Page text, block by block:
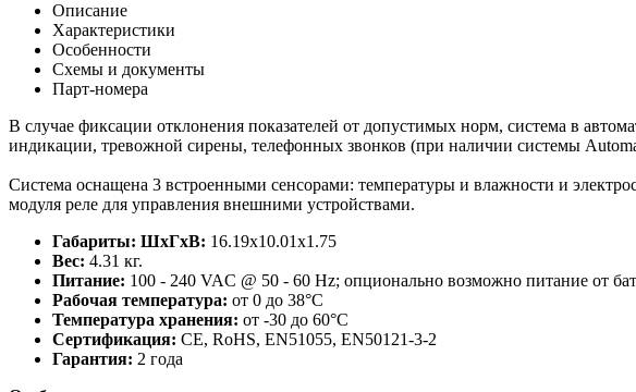
Описание
Характеристики
Особенности
Схемы и документы
Парт-номера
В случае фиксации отклонения показателей от допустимых норм, система в
индикации, тревожной сирены, телефонных звонков (при наличии системы
Система оснащена 3 встроенными сенсорами: температуры и влажности и
модуля реле для управления внешними устройствами.
Габариты: ШxГxВ: 16.19x10.01x1.75
Вес: 4.31 кг.
Питание: 100 - 240 VAC @ 50 - 60 Hz; опционально возможно питание от
Рабочая температура: от 0 до 38°C
Температура хранения: от -30 до 60°C
Сертификация: CE, RoHS, EN51055, EN50121-3-2
Гарантия: 2 года